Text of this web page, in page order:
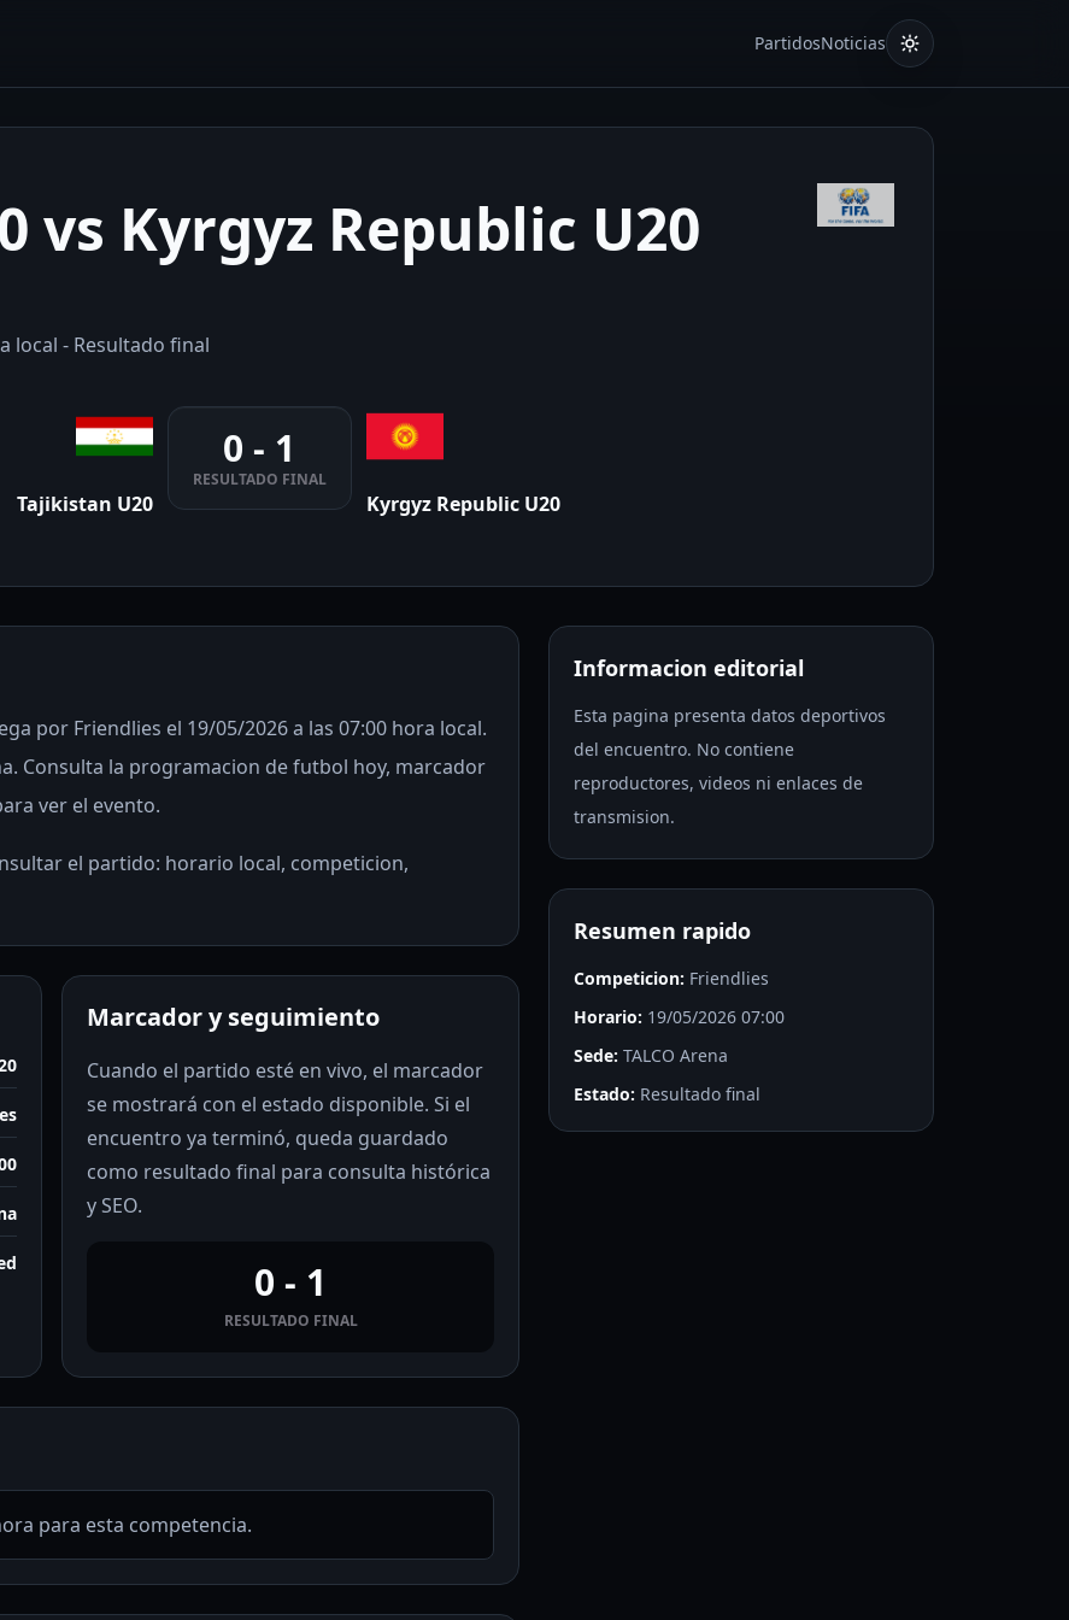
PartidosNoticias
vs Kyrgyz Republic U20
local - Resultado final
Tajikistan U20
0 - 1
RESULTADO FINAL
Kyrgyz Republic U20
por Friendlies el 19/05/2026 a las 07:00 hora local.
Consulta la programacion de futbol hoy, marcador
ver el evento.
el partido: horario local, competicion,
Marcador y seguimiento
Cuando el partido esté en vivo, el marcador
se mostrará con el estado disponible. Si el
encuentro ya terminó, queda guardado
como resultado final para consulta histórica
y SEO.
0 - 1
RESULTADO FINAL
para esta competencia.
Informacion editorial
Esta pagina presenta datos deportivos
del encuentro. No contiene
reproductores, videos ni enlaces de
transmision.
Resumen rapido
Competicion: Friendlies
Horario: 19/05/2026 07:00
Sede: TALCO Arena
Estado: Resultado final